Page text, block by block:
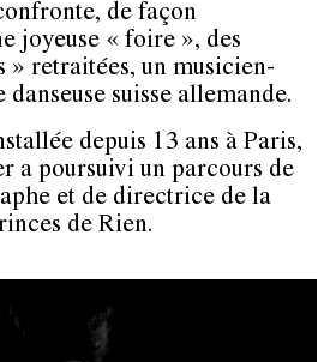
de façon
joyeuse « foire », des
» retraitées, un musicien-
suisse allemande.
depuis 13 ans à Paris,
a poursuivi un parcours de
et de directrice de la
de Rien.